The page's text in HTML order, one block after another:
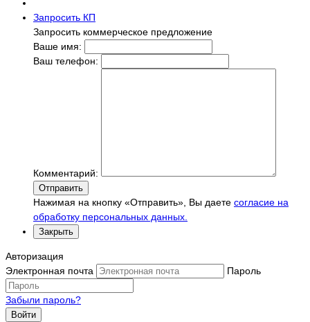
Запросить КП
Запросить коммерческое предложение
Ваше имя:
Ваш телефон:
Комментарий:
Отправить
Нажимая на кнопку «Отправить», Вы даете согласие на
обработку персональных данных.
Закрыть
Авторизация
Электронная почта
Пароль
Забыли пароль?
Войти